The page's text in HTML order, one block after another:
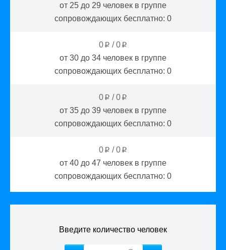
от 25 до 29 человек в группе
сопровождающих бесплатно: 0
0 p /0 p
от 30 до 34 человек в группе
сопровождающих бесплатно: 0
0 p /0 p
от 35 до 39 человек в группе
сопровождающих бесплатно: 0
0 p /0 p
от 40 до 47 человек в группе
сопровождающих бесплатно: 0
Введите количество человек